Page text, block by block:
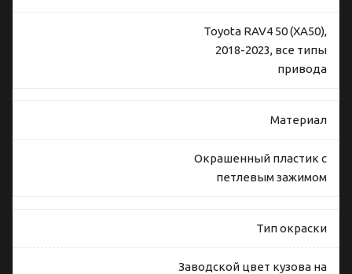
Toyota RAV4 50 (XA50),
2018-2023, все типы
привода
Материал
Окрашенный пластик с
петлевым зажимом
Тип окраски
Заводской цвет кузова на